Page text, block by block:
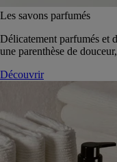
Les savons parfumés
Délicatement parfumés et
une parenthèse de
Découvrir